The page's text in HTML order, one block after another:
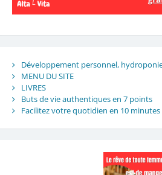
Développement personnel,
MENU DU SITE
LIVRES
Buts de vie authentiques en 7 points
Facilitez votre quotidien en 10